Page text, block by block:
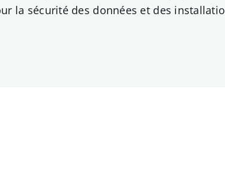
la sécurité des données et des